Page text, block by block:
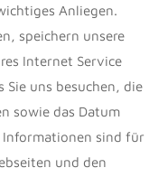
Anliegen.
speichern unsere
Internet Service
Sie uns besuchen, die
sowie das Datum
Informationen sind für
und den